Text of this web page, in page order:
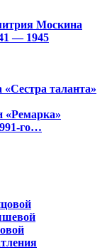
Москина
— 1945
«Сестра таланта»
«Ремарка»
го…